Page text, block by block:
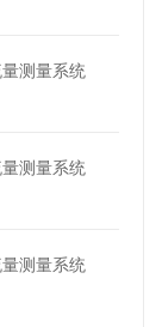
测量系统
测量系统
测量系统